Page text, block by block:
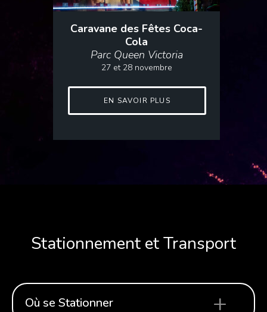
Caravane des Fêtes Coca-
Cola
Parc Queen Victoria
27 et 28 novembre
EN SAVOIR PLUS
Stationnement et Transport
Où se Stationner